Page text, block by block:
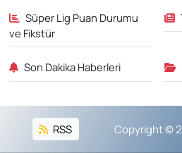
Süper Lig Puan Durumu
ve Fikstür
Son Dakika Haberleri
RSS Copyright ©